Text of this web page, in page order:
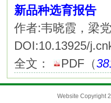
新品种选育报告
作者:韦晓霞，梁
DOI:10.13925/
全文：
PDF （
Website Copyright